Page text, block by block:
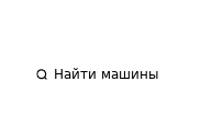
Найти машины